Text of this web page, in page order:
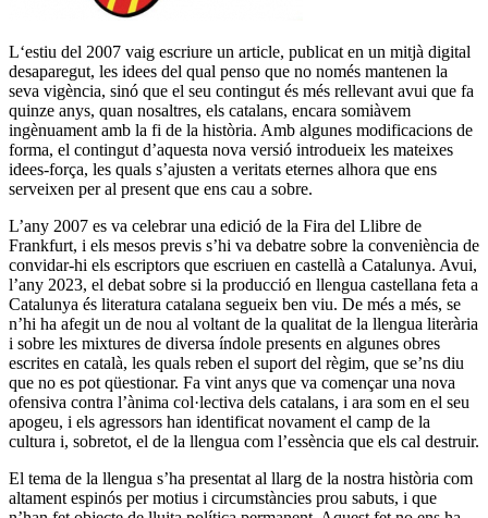
L‘estiu del 2007 vaig escriure un article, publicat en un mitjà digital
desaparegut, les idees del qual penso que no només mantenen la
seva vigència, sinó que el seu contingut és més rellevant avui que fa
quinze anys, quan nosaltres, els catalans, encara somiàvem
ingènuament amb la fi de la història. Amb algunes modificacions de
forma, el contingut d’aquesta nova versió introdueix les mateixes
idees-força, les quals s’ajusten a veritats eternes alhora que ens
serveixen per al present que ens cau a sobre.
L’any 2007 es va celebrar una edició de la Fira del Llibre de
Frankfurt, i els mesos previs s’hi va debatre sobre la conveniència de
convidar-hi els escriptors que escriuen en castellà a Catalunya. Avui,
l’any 2023, el debat sobre si la producció en llengua castellana feta a
Catalunya és literatura catalana segueix ben viu. De més a més, se
n’hi ha afegit un de nou al voltant de la qualitat de la llengua literària
i sobre les mixtures de diversa índole presents en algunes obres
escrites en català, les quals reben el suport del règim, que se’ns diu
que no es pot qüestionar. Fa vint anys que va començar una nova
ofensiva contra l’ànima col·lectiva dels catalans, i ara som en el seu
apogeu, i els agressors han identificat novament el camp de la
cultura i, sobretot, el de la llengua com l’essència que els cal destruir.
El tema de la llengua s’ha presentat al llarg de la nostra història com
altament espinós per motius i circumstàncies prou sabuts, i que